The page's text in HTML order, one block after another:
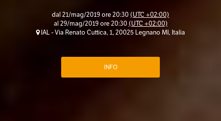
dal21/mag/2019 ore 20:30 (UTC +02:00)
al29/mag/2019 ore 20:30 (UTC +02:00)
IAL - Via Renato Cuttica, 1, 20025 Legnano MI, Italia
INFO